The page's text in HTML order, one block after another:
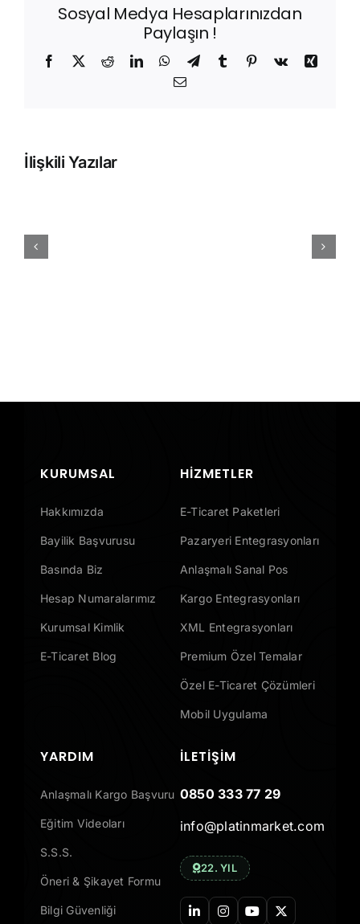
Sosyal Medya Hesaplarınızdan
Paylaşın !
Facebook
X RedditLinkedInWhatsApp
TelegramTumblr Pinterest
Vk
Xing
E-
İlişkili Yazılar
KURUMSAL
Hakkımızda
Bayilik Başvurusu
Basında Biz
Hesap Numaralarımız
Kurumsal Kimlik
E-Ticaret Blog
HIZMETLER
E-Ticaret Paketleri
Pazaryeri Entegrasyonları
Anlaşmalı Sanal Pos
Kargo Entegrasyonları
XML Entegrasyonları
Premium Özel Temalar
Özel E-Ticaret Çözümleri
Mobil Uygulama
YARDIM
Anlaşmalı Kargo Başvuru
Eğitim Videoları
S.S.S.
Öneri & Şikayet Formu
Bilgi Güvenliği
İLETIŞIM
0850 333 77 29
info@platinmarket.com
22. YIL